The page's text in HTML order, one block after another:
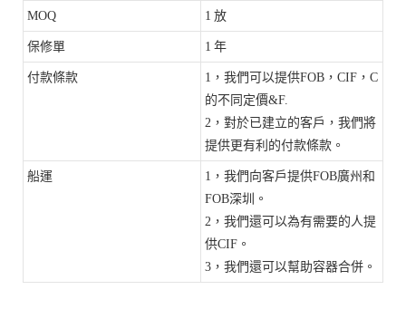
MOQ 1 放
保修單 1 年
付款條款
1，我們可以提供FOB，CIF，C
的不同定價&F.
2，對於已建立的客戶，我們將
提供更有利的付款條款。
船運
1，我們向客戶提供FOB廣州和
FOB深圳。
2，我們還可以為有需要的人提
供CIF。
3，我們還可以幫助容器合併。